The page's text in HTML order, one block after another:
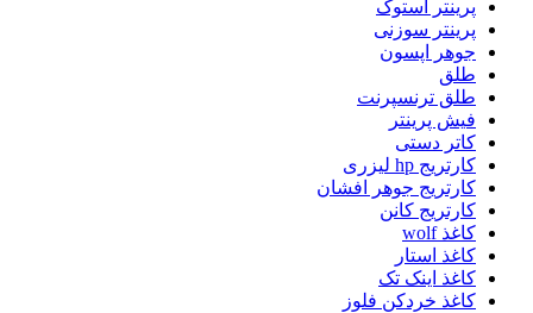
پرینتر استوک
پرینتر سوزنی
جوهر اپسون
طلق
طلق ترنسپرنت
فیش پرینتر
کاتر دستی
کارتریج hp لیزری
کارتریج جوهر افشان
کارتریج کانن
کاغذ wolf
کاغذ استار
کاغذ اینک تک
کاغذ خردکن فلوز